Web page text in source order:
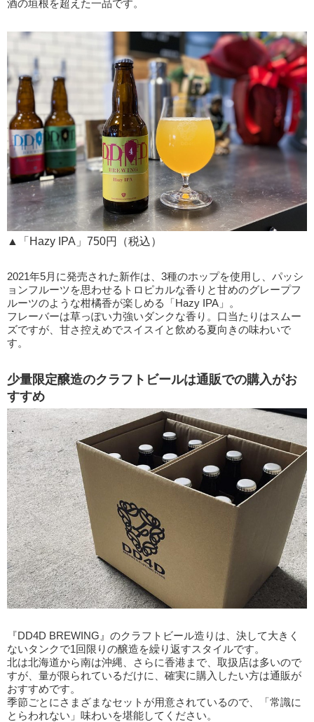
酒の垣根を超えた一品です。
▲「Hazy IPA」750円（税込）
2021年5月に発売された新作は、3種のホップを使用し、パッシ
ョンフルーツを思わせるトロピカルな香りと甘めのグレープフ
ルーツのような柑橘香が楽しめる「Hazy IPA」。
フレーバーは草っぽい力強いダンクな香り。口当たりはスムー
ズですが、甘さ控えめでスイスイと飲める夏向きの味わいで
す。
少量限定醸造のクラフトビールは通販での購入がお
すすめ
『DD4D BREWING』のクラフトビール造りは、決して大きく
ないタンクで1回限りの醸造を繰り返すスタイルです。
北は北海道から南は沖縄、さらに香港まで、取扱店は多いので
すが、量が限られているだけに、確実に購入したい方は通販が
おすすめです。
季節ごとにさまざまなセットが用意されているので、「常識に
とらわれない」味わいを堪能してください。